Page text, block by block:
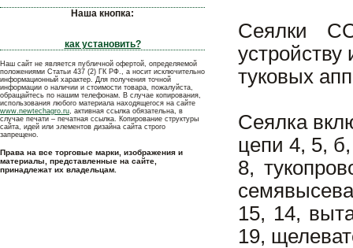
Наша кнопка:
как установить?
Наш сайт не является публичной офертой, определяемой
положениями Статьи 437 (2) ГК РФ., а носит исключительно
информационный характер. Для получения точной
информации о наличии и стоимости товара, пожалуйста,
обращайтесь по нашим телефонам. В случае копирования,
использования любого материала находящегося на сайте
www.newtechagro.ru, активная ссылка обязательна, в
случае печати – печатная ссылка. Копирование структуры
сайта, идей или элементов дизайна сайта строго
запрещено.
Права на все торговые марки, изображения и
материалы, представленные на сайте,
принадлежат их владельцам.
Сеялки
туковых
Сеялка
цепи 4, 5,
8,
15, 14,
19,